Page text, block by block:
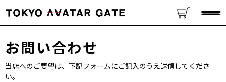
お問い合わせ
当店へのご要望は、下記フォームにご記入のうえ送信してくださ
い。